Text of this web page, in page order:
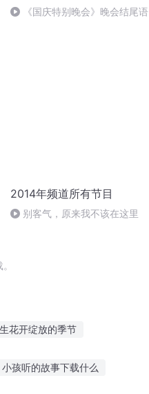
《国庆特别晚会》晚会结尾语
2014年频道所有节目
别客气，原来我不该在这里
花开绽放的季节
小孩听的故事下载什么